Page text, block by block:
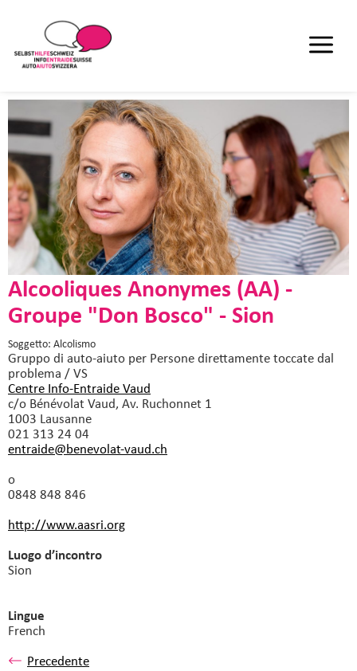
Alcooliques Anonymes (AA) -
Groupe "Don Bosco" - Sion
Soggetto: Alcolismo
Gruppo di auto-aiuto per Persone direttamente toccate dal
problema / VS
Centre Info-Entraide Vaud
c/o Bénévolat Vaud, Av. Ruchonnet 1
1003 Lausanne
021 313 24 04
entraide@benevolat-vaud.ch
o
0848 848 846
http://www.aasri.org
Luogo d’incontro
Sion
Lingue
French
Precedente